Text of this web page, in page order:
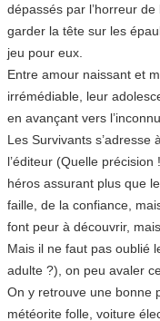
dépassés par l’horreur
garder la tête sur les
jeu pour eux.
Entre amour naissant et
irrémédiable, leur
en avançant vers l’inconnu.
Les Survivants
l’éditeur (Quelle
héros assurant plus que
faille, de la confiance,
font peur à découvrir,
Mais il ne faut pas oublié
adulte ?), on peu avaler
On y retrouve une bonne
météorite folle, voiture